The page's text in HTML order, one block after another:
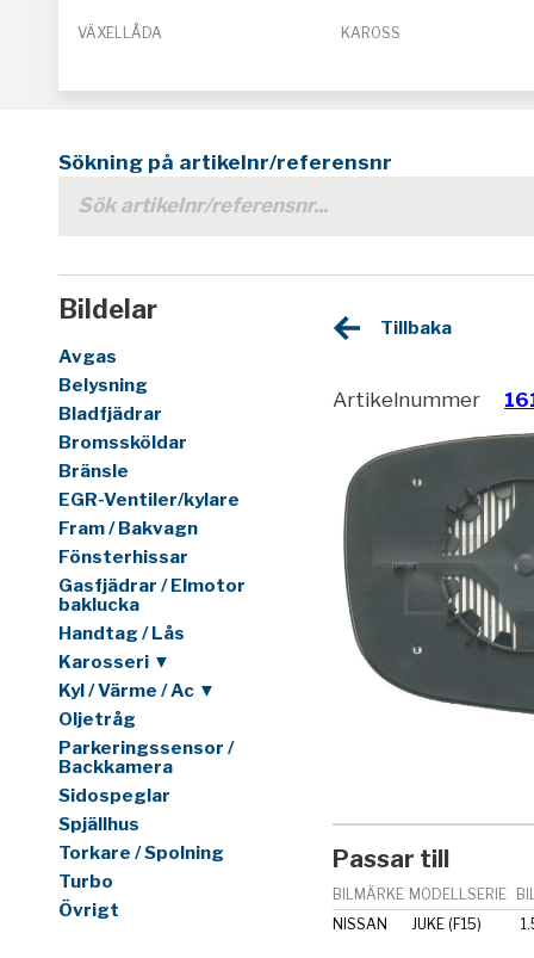
VÄXELLÅDA KAROSS
Sökning på artikelnr/referensnr
Bildelar
Avgas
Belysning
Bladfjädrar
Bromssköldar
Bränsle
EGR-Ventiler/kylare
Fram / Bakvagn
Fönsterhissar
Gasfjädrar / Elmotor
baklucka
Handtag / Lås
Karosseri ▼
Kyl / Värme / Ac ▼
Oljetråg
Parkeringssensor /
Backkamera
Sidospeglar
Spjällhus
Torkare / Spolning
Turbo
Övrigt
Tillbaka
Artikelnummer
Passar till
BILMÄRKE MODELLSERIE
NISSAN
JUKE (F15)